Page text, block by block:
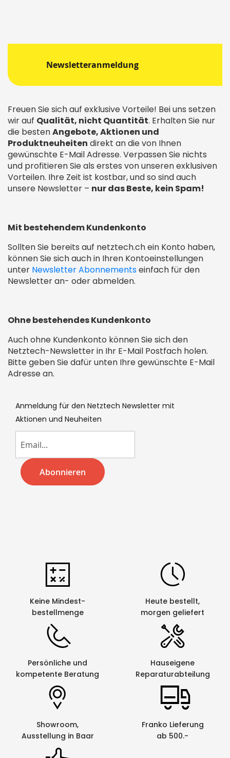
Newsletteranmeldung
Freuen Sie sich auf exklusive Vorteile! Bei uns setzen
wir auf Qualität, nicht Quantität. Erhalten Sie nur
die bestenAngebote, Aktionen und
Produktneuheiten direkt an die von Ihnen
gewünschte E-Mail Adresse. Verpassen Sie nichts
und profitieren Sie als erstes von unseren exklusiven
Vorteilen. Ihre Zeit ist kostbar, und so sind auch
unsere Newsletter – nur das Beste, kein Spam!
Mit bestehendem Kundenkonto
Sollten Sie bereits auf netztech.ch ein Konto haben,
können Sie sich auch in Ihren Kontoeinstellungen
unter Newsletter Abonnementseinfach für den
Newsletter an- oder abmelden.
Ohne bestehendes Kundenkonto
Auch ohne Kundenkonto können Sie sich den
Netztech-Newsletter in Ihr E-Mail Postfach holen.
Bitte geben Sie dafür unten Ihre gewünschte E-Mail
Adresse an.
Anmeldung für den Netztech Newsletter mit
Aktionen und Neuheiten
Abonnieren
Keine Mindest-
bestellmenge
Heute bestellt,
morgen geliefert
Persönliche und
kompetente Beratung
Hauseigene
Reparaturabteilung
Showroom,
Ausstellung in Baar
Franko Lieferung
ab 500.-